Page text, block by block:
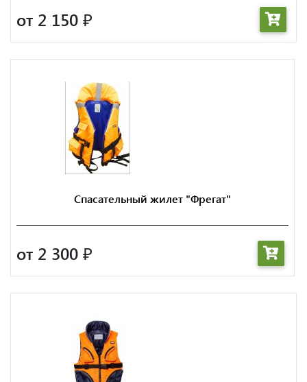
от 2 150 ₽
Спасательный жилет "Фрегат"
от 2 300 ₽